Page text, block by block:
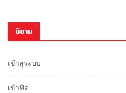
นิยาม
เข้าสู่ระบบ
เข้าฟีด